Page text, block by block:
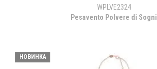
WPLVE2324
Pesavento Polvere di Sogni
НОВИНКА